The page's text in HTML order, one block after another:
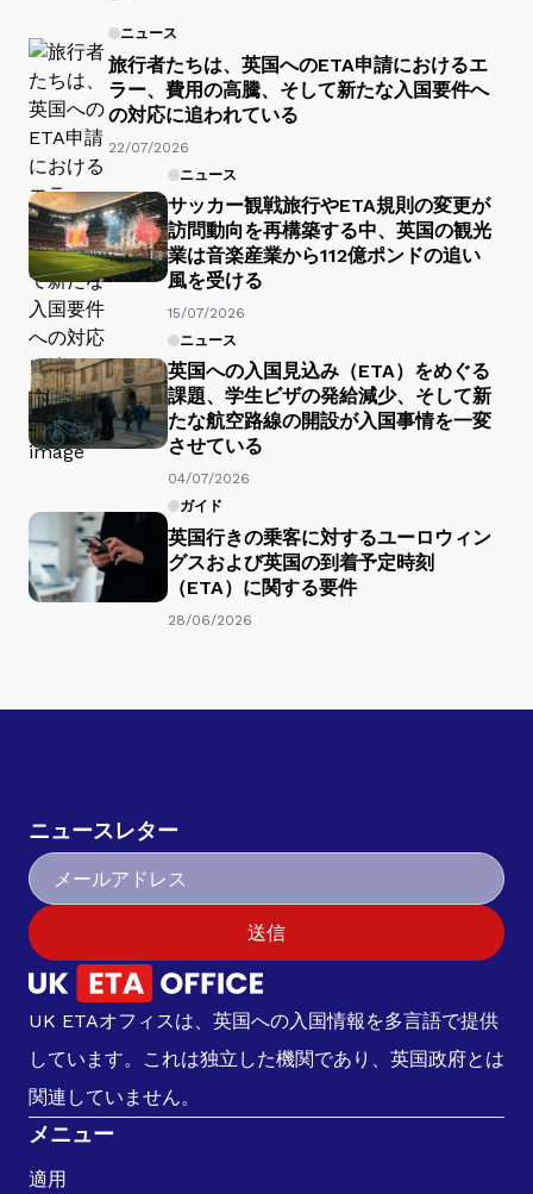
ニュース
旅行者たちは、英国へのETA申請におけるエ
ラー、費用の高騰、そして新たな入国要件へ
の対応に追われている
22/07/2026
ニュース
サッカー観戦旅行やETA規則の変更が
訪問動向を再構築する中、英国の観光
業は音楽産業から112億ポンドの追い
風を受ける
15/07/2026
ニュース
英国への入国見込み（ETA）をめぐる
課題、学生ビザの発給減少、そして新
たな航空路線の開設が入国事情を一変
させている
04/07/2026
ガイド
英国行きの乗客に対するユーロウィン
グスおよび英国の到着予定時刻
（ETA）に関する要件
28/06/2026
ニュースレター
送信
UK ETAオフィスは、英国への入国情報を多言語で提供
しています。これは独立した機関であり、英国政府とは
関連していません。
メニュー
適用